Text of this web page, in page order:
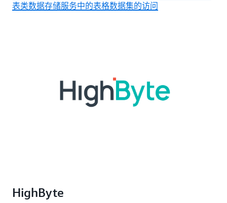
表类数据存储服务中的表格数据集的访问
HighByte